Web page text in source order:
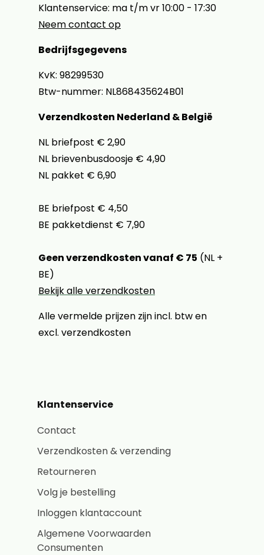
Klantenservice: ma t/m vr 10:00 - 17:30
Neem contact op
Bedrijfsgegevens
KvK: 98299530
Btw-nummer: NL868435624B01
Verzendkosten Nederland & België
NL briefpost € 2,90
NL brievenbusdoosje € 4,90
NL pakket € 6,90
BE briefpost € 4,50
BE pakketdienst € 7,90
Geen verzendkosten vanaf € 75 (NL +
BE)
Bekijk alle verzendkosten
Alle vermelde prijzen zijn incl. btw en
excl. verzendkosten
Klantenservice
Contact
Verzendkosten & verzending
Retourneren
Volg je bestelling
Inloggen klantaccount
Algemene Voorwaarden
Consumenten